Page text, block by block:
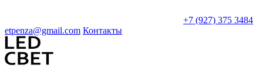
+7 (927) 375 3484
etpenza@gmail.com Контакты